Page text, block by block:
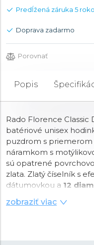
Predĺžená záruka 5
Doprava zadarmo
Porovnať
Popis
Rado Florence Classic
batériové unisex
puzdrom s
náramkom s
sú opatrené
zlata. Zlatý číselník s
dátumovkou a 12
zafírovým sklom
ktoré siaha až k
pri sprchovaní.
zobraziť viac